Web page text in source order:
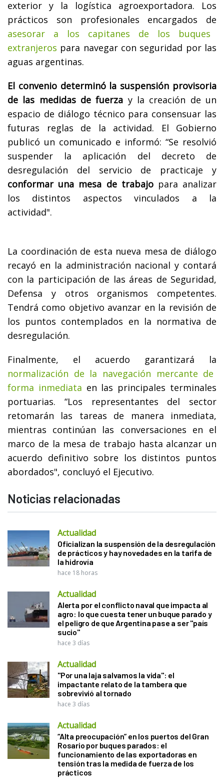
exterior y la logística agroexportadora. Los
prácticos son profesionales encargados de
asesorar a los capitanes de los buques
extranjeros para navegar con seguridad por las
aguas argentinas.
El convenio determinó la suspensión provisoria
de las medidas de fuerza y la creación de un
espacio de diálogo técnico para consensuar las
futuras reglas de la actividad. El Gobierno
publicó un comunicado e informó: “Se resolvió
suspender la aplicación del decreto de
desregulación del servicio de practicaje y
conformar una mesa de trabajo para analizar
los distintos aspectos vinculados a la
actividad".
La coordinación de esta nueva mesa de diálogo
recayó en la administración nacional y contará
con la participación de las áreas de Seguridad,
Defensa y otros organismos competentes.
Tendrá como objetivo avanzar en la revisión de
los puntos contemplados en la normativa de
desregulación.
Finalmente, el acuerdo garantizará la
normalización de la navegación mercante de
forma inmediata en las principales terminales
portuarias. “Los representantes del sector
retomarán las tareas de manera inmediata,
mientras continúan las conversaciones en el
marco de la mesa de trabajo hasta alcanzar un
acuerdo definitivo sobre los distintos puntos
abordados", concluyó el Ejecutivo.
Noticias relacionadas
Actualidad
Oficializan la suspensión de la desregulación
de prácticos y hay novedades en la tarifa de
la hidrovía
hace 18 horas
Actualidad
Alerta por el conflicto naval que impacta al
agro: lo que cuesta tener un buque parado y
el peligro de que Argentina pase a ser "país
sucio"
hace 3 días
Actualidad
"Por una laja salvamos la vida": el
impactante relato de la tambera que
sobrevivió al tornado
hace 3 días
Actualidad
“Alta preocupación” en los puertos del Gran
Rosario por buques parados: el
funcionamiento de las exportadoras en
tensión tras la medida de fuerza de los
prácticos